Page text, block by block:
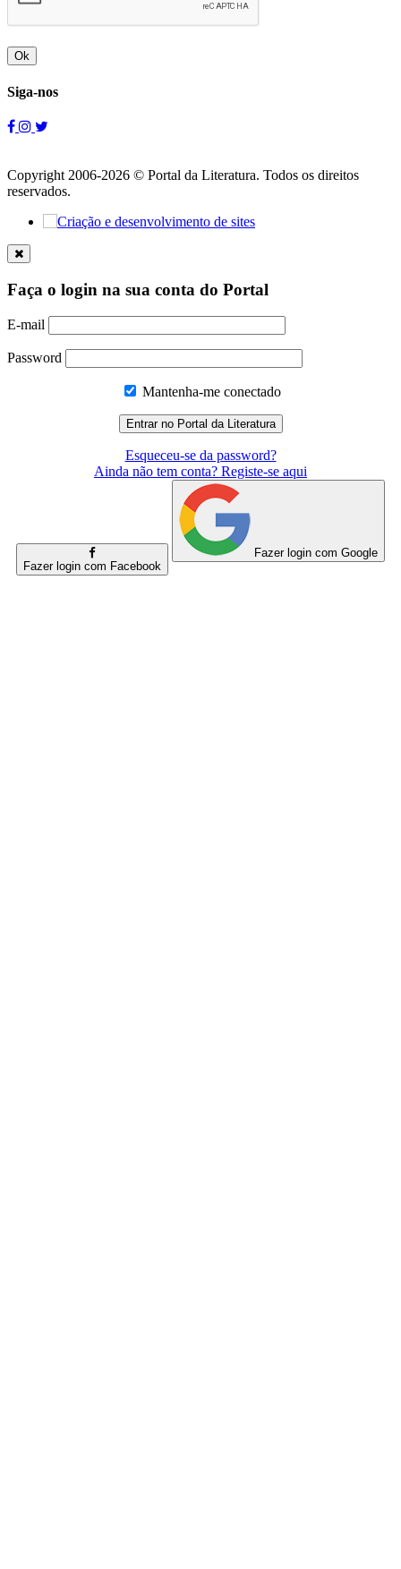
Ok
Siga-nos
Copyright 2006-2026 © Portal da Literatura. Todos os direitos
reservados.
Faça o login na sua conta do Portal
E-mail
Password
Mantenha-me conectado
Esqueceu-se da password?
Ainda não tem conta? Registe-se aqui
Fazer login com Facebook
Fazer login com Google